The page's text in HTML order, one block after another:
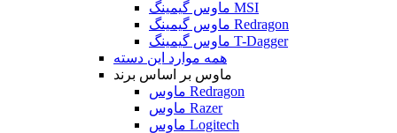
ماوس گیمینگ MSI
ماوس گیمینگ Redragon
ماوس گیمینگ T-Dagger
همه موارد این دسته
ماوس بر اساس برند
ماوس Redragon
ماوس Razer
ماوس Logitech